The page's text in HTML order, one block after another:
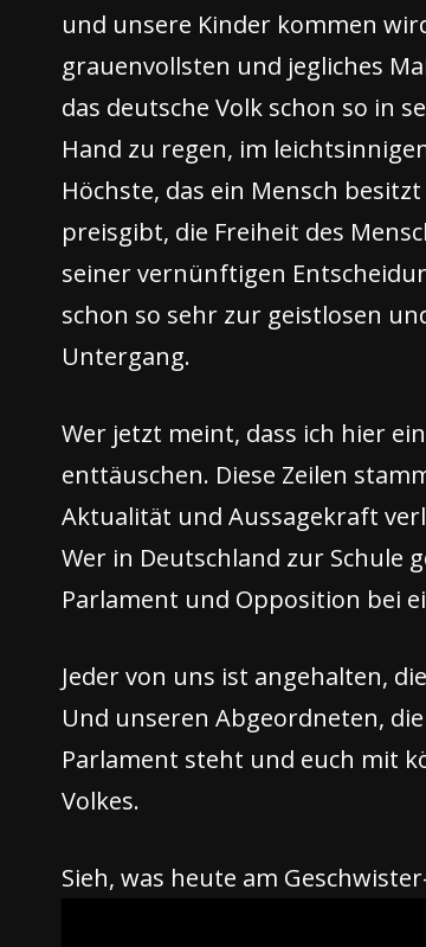
und unsere Kinder kommen
grauenvollsten und jegliches
das deutsche Volk schon so in
Hand zu regen, im
Höchste, das ein Mensch
preisgibt, die Freiheit des
seiner vernünftigen
schon so sehr zur geistlosen
Untergang.
Wer jetzt meint, dass ich hier
enttäuschen. Diese Zeilen
Aktualität und Aussagekraft
Wer in Deutschland zur Schule
Parlament und Opposition bei
Jeder von uns ist angehalten,
Und unseren Abgeordneten,
Parlament steht und euch mit
Volkes.
Sieh, was heute am